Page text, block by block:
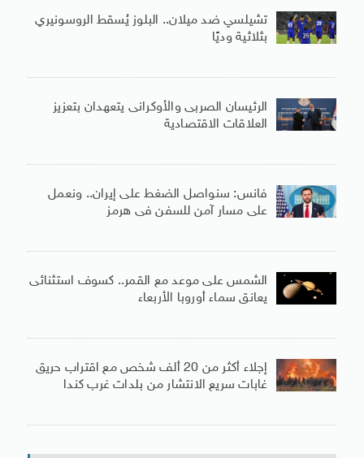
تشيلسي ضد ميلان.. البلوز يُسقط الروسونيري
بثلاثية وديًا
الرئيسان الصربى والأوكرانى يتعهدان بتعزيز
العلاقات الاقتصادية
فانس: سنواصل الضغط على إيران.. ونعمل
على مسار آمن للسفن فى هرمز
الشمس على موعد مع القمر.. كسوف استثنائى
يعانق سماء أوروبا الأربعاء
إجلاء أكثر من 20 ألف شخص مع اقتراب حريق
غابات سريع الانتشار من بلدات غرب كندا